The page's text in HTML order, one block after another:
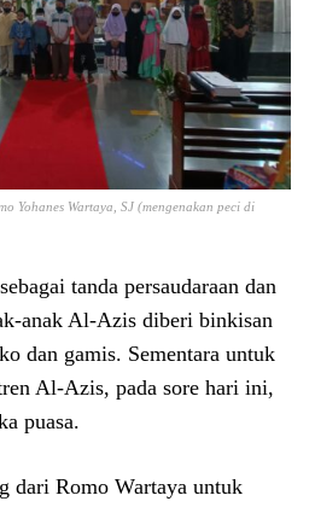
Yohanes Wartaya, SJ (mengenakan peci di
tanda persaudaraan dan
anak Al-Azis diberi binkisan
dan gamis. Sementara untuk
Al-Azis, pada sore hari ini,
puasa.
dari Romo Wartaya untuk